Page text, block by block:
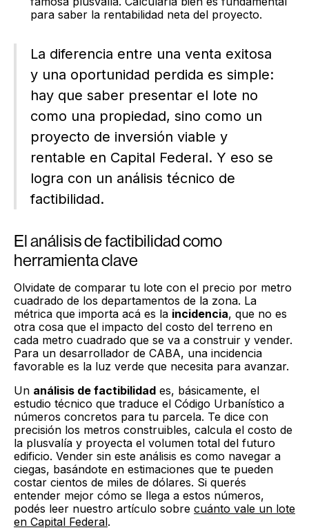
para saber la rentabilidad neta del proyecto.
La diferencia entre una venta exitosa
y una oportunidad perdida es simple:
hay que saber presentar el lote no
como una propiedad, sino como un
proyecto de inversión viable y
rentable en Capital Federal. Y eso se
logra con un análisis técnico de
factibilidad.
El análisis de factibilidad como
herramienta clave
Olvidate de comparar tu lote con el precio por metro
cuadrado de los departamentos de la zona. La
métrica que importa acá es la incidencia, que no es
otra cosa que el impacto del costo del terreno en
cada metro cuadrado que se va a construir y vender.
Para un desarrollador de CABA, una incidencia
favorable es la luz verde que necesita para avanzar.
Un análisis de factibilidad es, básicamente, el
estudio técnico que traduce el Código Urbanístico a
números concretos para tu parcela. Te dice con
precisión los metros construibles, calcula el costo de
la plusvalía y proyecta el volumen total del futuro
edificio. Vender sin este análisis es como navegar a
ciegas, basándote en estimaciones que te pueden
costar cientos de miles de dólares. Si querés
entender mejor cómo se llega a estos números,
podés leer nuestro artículo sobre cuánto vale un lote
en Capital Federal.